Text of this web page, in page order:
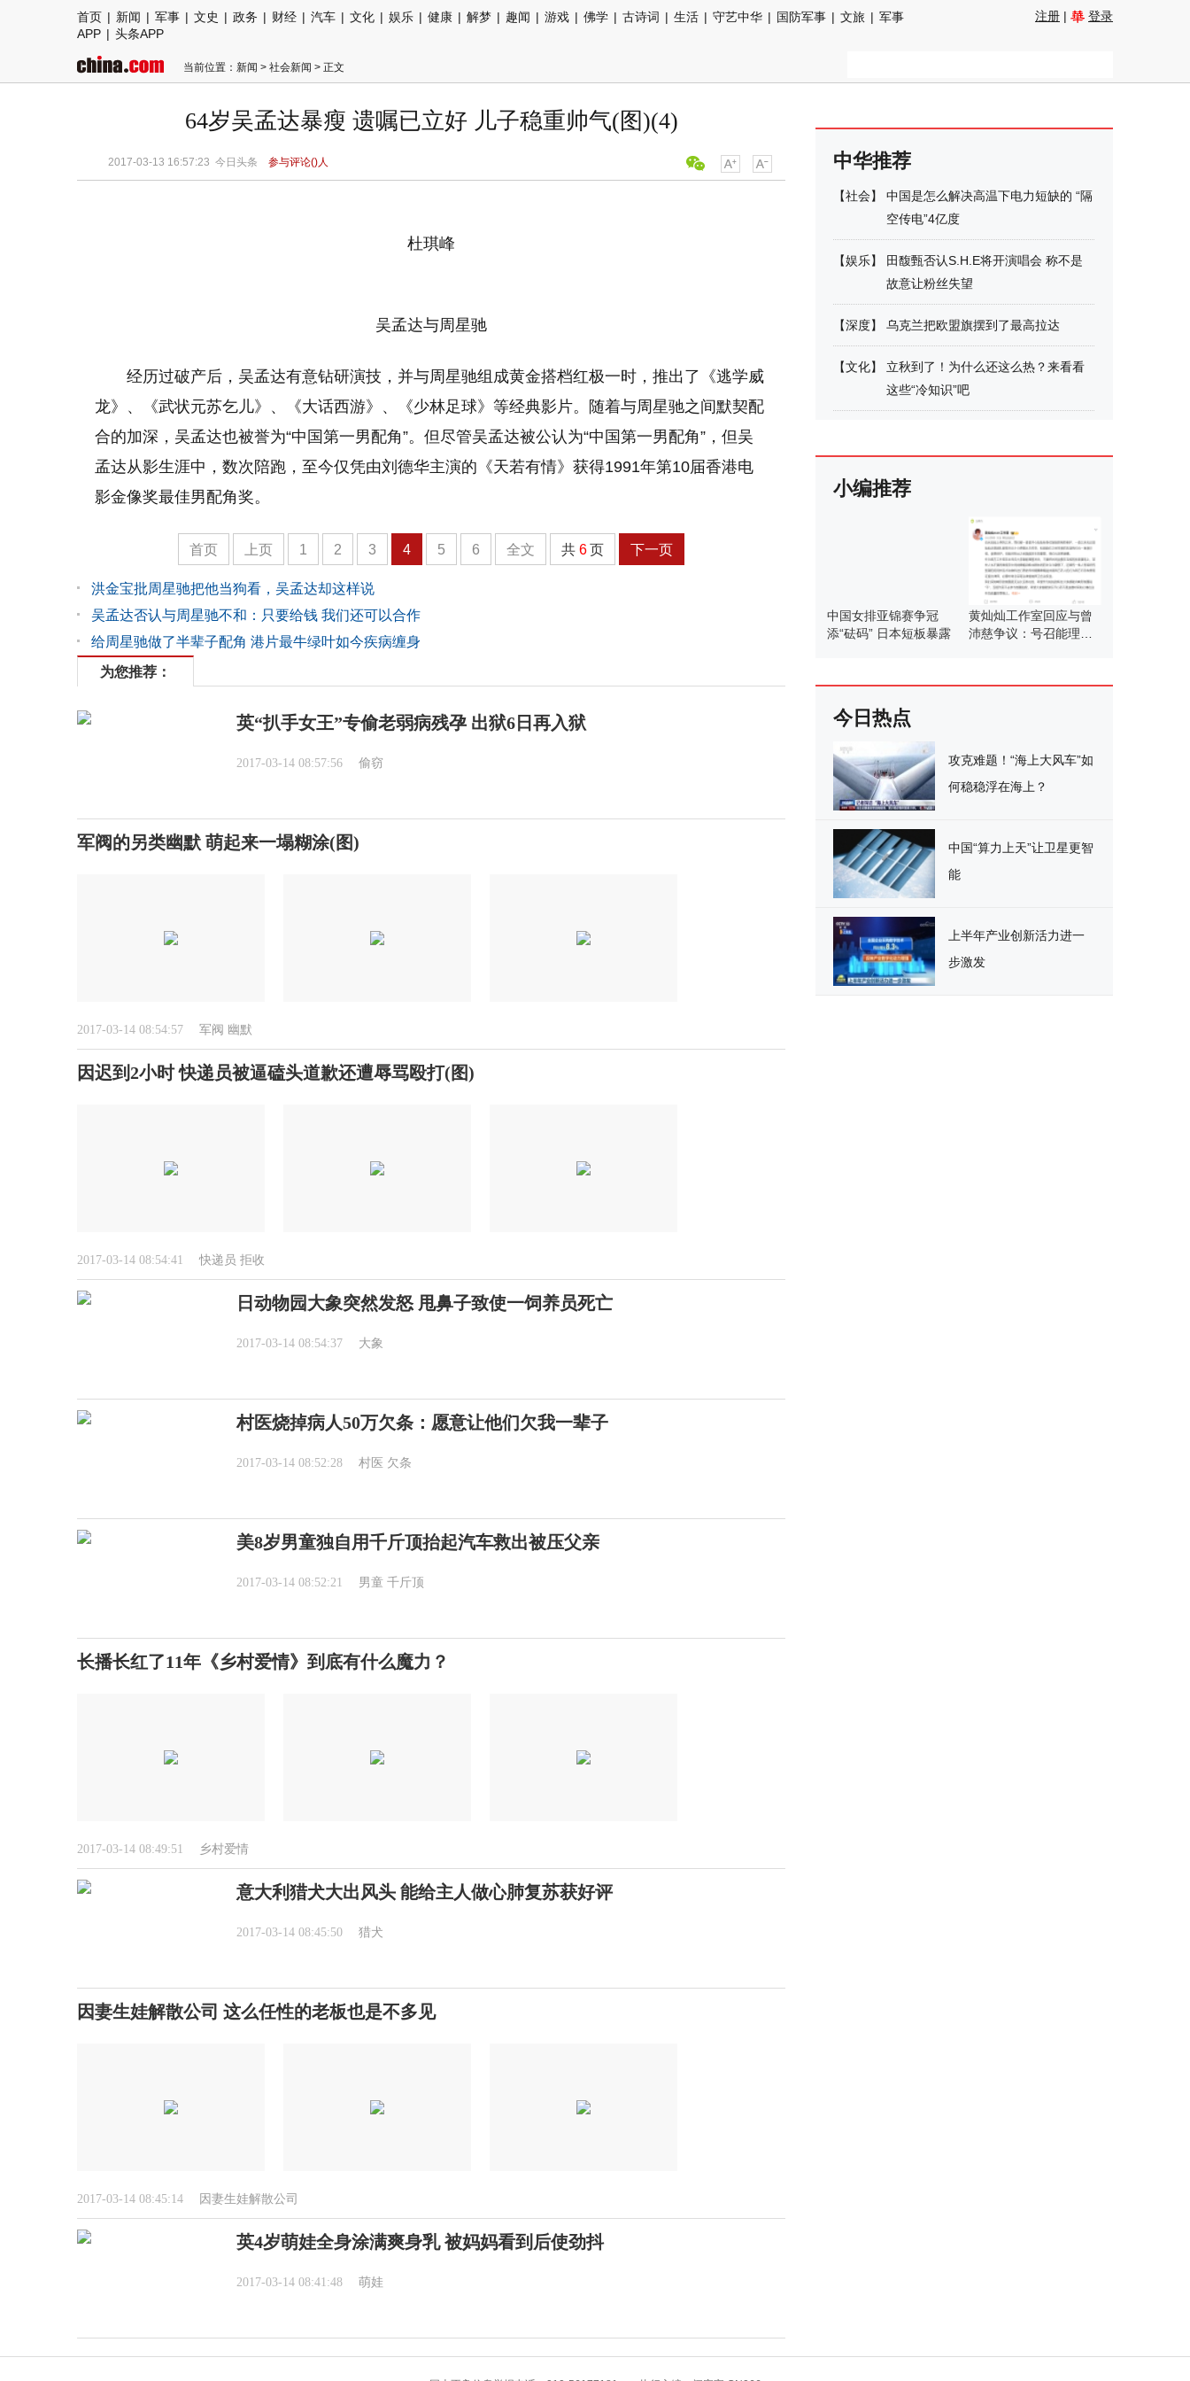
首页 | 新闻 | 军事 | 文史 | 政务 | 财经 | 汽车 | 文化 | 娱乐 | 健康 | 解梦 | 趣闻 | 游戏 | 佛学 | 古诗词 | 生活 | 守艺中华 | 国防军事 | 文旅 | 军事
APP | 头条APP
注册 | 登录
当前位置： 新闻 > 社会新闻 > 正文
64岁吴孟达暴瘦 遗嘱已立好 儿子稳重帅气(图)(4)
2017-03-13 16:57:23 今日头条 参与评论()人
杜琪峰
吴孟达与周星驰
经历过破产后，吴孟达有意钻研演技，并与周星驰组成黄金搭档红极一时，推出了《逃学威
龙》、《武状元苏乞儿》、《大话西游》、《少林足球》等经典影片。随着与周星驰之间默契配
合的加深，吴孟达也被誉为“中国第一男配角”。但尽管吴孟达被公认为“中国第一男配角”，但吴
孟达从影生涯中，数次陪跑，至今仅凭由刘德华主演的《天若有情》获得1991年第10届香港电
影金像奖最佳男配角奖。
首页 上页 1 2 3 4 5 6 全文 共 6 页 下一页
洪金宝批周星驰把他当狗看，吴孟达却这样说
吴孟达否认与周星驰不和：只要给钱 我们还可以合作
给周星驰做了半辈子配角 港片最牛绿叶如今疾病缠身
为您推荐：
英“扒手女王”专偷老弱病残孕 出狱6日再入狱
2017-03-14 08:57:56 偷窃
军阀的另类幽默 萌起来一塌糊涂(图)
2017-03-14 08:54:57 军阀 幽默
因迟到2小时 快递员被逼磕头道歉还遭辱骂殴打(图)
2017-03-14 08:54:41 快递员 拒收
日动物园大象突然发怒 甩鼻子致使一饲养员死亡
2017-03-14 08:54:37 大象
村医烧掉病人50万欠条：愿意让他们欠我一辈子
2017-03-14 08:52:28 村医 欠条
美8岁男童独自用千斤顶抬起汽车救出被压父亲
2017-03-14 08:52:21 男童 千斤顶
长播长红了11年《乡村爱情》到底有什么魔力？
2017-03-14 08:49:51 乡村爱情
意大利猎犬大出风头 能给主人做心肺复苏获好评
2017-03-14 08:45:50 猎犬
因妻生娃解散公司 这么任性的老板也是不多见
2017-03-14 08:45:14 因妻生娃解散公司
英4岁萌娃全身涂满爽身乳 被妈妈看到后使劲抖
2017-03-14 08:41:48 萌娃
中华推荐
【社会】
中国是怎么解决高温下电力短缺的 “隔
空传电”4亿度
【娱乐】
田馥甄否认S.H.E将开演唱会 称不是
故意让粉丝失望
【深度】 乌克兰把欧盟旗摆到了最高拉达
【文化】
立秋到了！为什么还这么热？来看看
这些“冷知识”吧
小编推荐
中国女排亚锦赛争冠
添“砝码” 日本短板暴露
黄灿灿工作室回应与曾
沛慈争议：号召能理智
今日热点
攻克难题！“海上大风车”如
何稳稳浮在海上？
中国“算力上天”让卫星更智
能
上半年产业创新活力进一
步激发